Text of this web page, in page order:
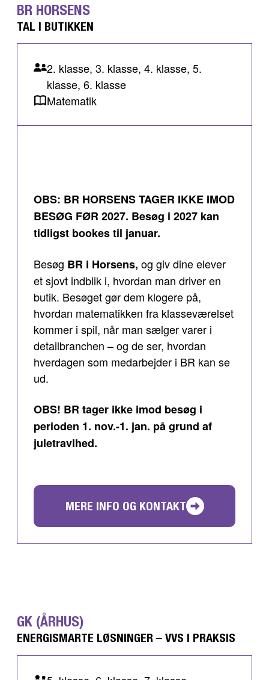
BR HORSENS
TAL I BUTIKKEN
2. klasse, 3. klasse, 4. klasse, 5.
klasse, 6. klasse
Matematik
OBS: BR HORSENS TAGER IKKE IMOD
BESØG FØR 2027. Besøg i 2027 kan
tidligst bookes til januar.
Besøg BR i Horsens, og giv dine elever
et sjovt indblik i, hvordan man driver en
butik. Besøget gør dem klogere på,
hvordan matematikken fra klasseværelset
kommer i spil, når man sælger varer i
detailbranchen – og de ser, hvordan
hverdagen som medarbejder i BR kan se
ud.
OBS! BR tager ikke imod besøg i
perioden 1. nov.-1. jan. på grund af
juletravlhed.
MERE INFO OG KONTAKT
GK (ÅRHUS)
ENERGISMARTE LØSNINGER – VVS I PRAKSIS